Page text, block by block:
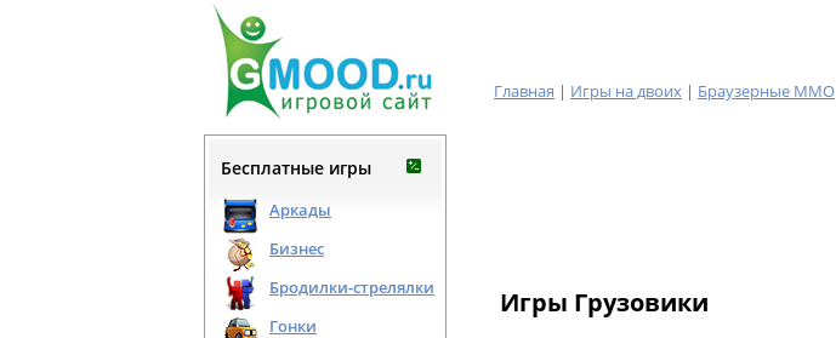
Главная | Игры на двоих | Браузерные MMO
Бесплатные игры
Аркады
Бизнес
Бродилки-стрелялки
Гонки
Игры Грузовики